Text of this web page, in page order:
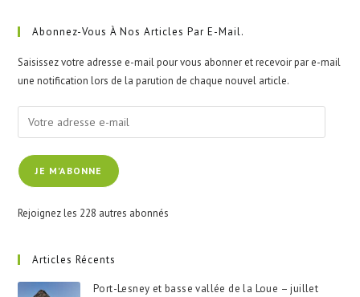
Abonnez-Vous À Nos Articles Par E-Mail.
Saisissez votre adresse e-mail pour vous abonner et recevoir par e-mail
une notification lors de la parution de chaque nouvel article.
Votre
adresse
e-
mailJE M'ABONNE
Rejoignez les 228 autres abonnés
Articles Récents
Port-Lesney et basse vallée de la Loue – juillet